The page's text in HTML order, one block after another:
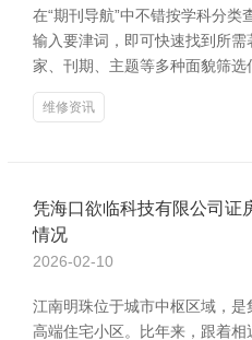
在“期刊导航”中不错按学科分类
输入要津词，即可快速找到所
家、刊期、主题等多种面貌筛选
维修资讯
凭海口欲临科技有限公司证
情况
2026-02-10
江南明珠位于城市中枢区域，
高端住宅小区。比年来，跟着